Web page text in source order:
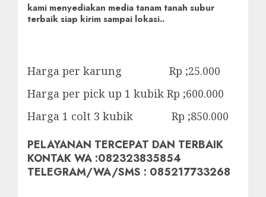
kami menyediakan media tanam tanah subur
terbaik siap kirim sampai lokasi..
Harga per karung Rp ;25.000
Harga per pick up 1 kubik Rp ;600.000
Harga 1 colt 3 kubik Rp ;850.000
PELAYANAN TERCEPAT DAN TERBAIK
KONTAK WA :082323835854
TELEGRAM/WA/SMS : 085217733268